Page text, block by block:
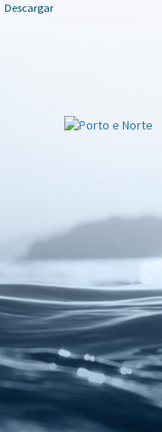
Descargar